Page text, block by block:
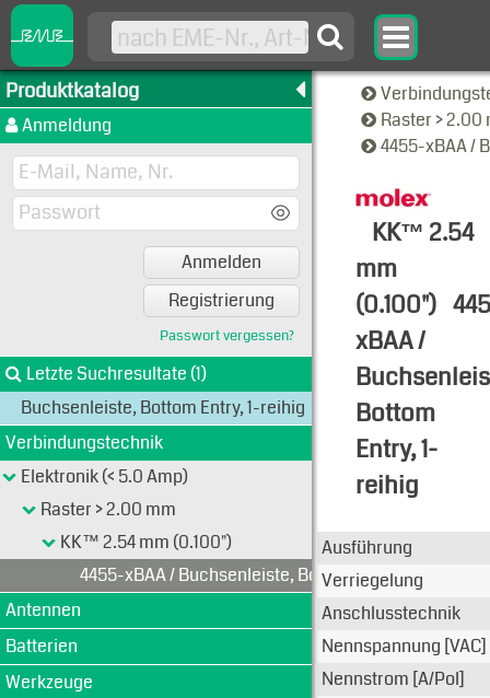
Produktkatalog
Anmeldung
Anmelden
Registrierung
Passwort vergessen?
Letzte Suchresultate (1)
Buchsenleiste, Bottom Entry, 1-reihig
Verbindungstechnik
Elektronik (< 5.0 Amp)
Raster > 2.00 mm
KK™ 2.54 mm (0.100")
4455-xBAA / Buchsenleiste, Bottom Entry, 1-reihig
Antennen
Batterien
Werkzeuge
Raster >
4455-xBAA /
KK™ 2.54
mm
(0.100")
xBAA /
Bottom
Entry, 1-
reihig
Typen-
Ausführung
Verriegelung
Anschlusstechnik
Nennspannung [VAC]
Nennstrom [A/Pol]